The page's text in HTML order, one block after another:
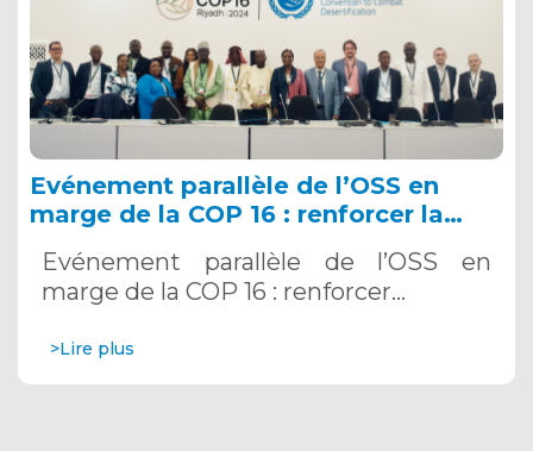
Evénement parallèle de l’OSS en
marge de la COP 16 : renforcer la
Systèmes d’Alerte Précoce
Multirisques. 12 décembre 2024
Evénement parallèle de l’OSS en
marge de la COP 16 : renforcer…
>Lire plus